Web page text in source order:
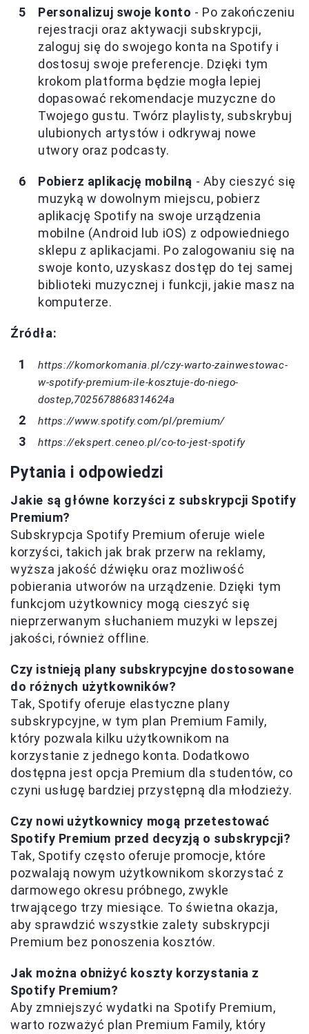
Personalizuj swoje konto - Po zakończeniu
rejestracji oraz aktywacji subskrypcji,
zaloguj się do swojego konta na Spotify i
dostosuj swoje preferencje. Dzięki tym
krokom platforma będzie mogła lepiej
dopasować rekomendacje muzyczne do
Twojego gustu. Twórz playlisty, subskrybuj
ulubionych artystów i odkrywaj nowe
utwory oraz podcasty.
Pobierz aplikację mobilną - Aby cieszyć się
muzyką w dowolnym miejscu, pobierz
aplikację Spotify na swoje urządzenia
mobilne (Android lub iOS) z odpowiedniego
sklepu z aplikacjami. Po zalogowaniu się na
swoje konto, uzyskasz dostęp do tej samej
biblioteki muzycznej i funkcji, jakie masz na
komputerze.
Źródła:
https://komorkomania.pl/czy-warto-zainwestowac-
w-spotify-premium-ile-kosztuje-do-niego-
dostep,7025678868314624a
https://www.spotify.com/pl/premium/
https://ekspert.ceneo.pl/co-to-jest-spotify
Pytania i odpowiedzi
Jakie są główne korzyści z subskrypcji Spotify
Premium?
Subskrypcja Spotify Premium oferuje wiele
korzyści, takich jak brak przerw na reklamy,
wyższa jakość dźwięku oraz możliwość
pobierania utworów na urządzenie. Dzięki tym
funkcjom użytkownicy mogą cieszyć się
nieprzerwanym słuchaniem muzyki w lepszej
jakości, również offline.
Czy istnieją plany subskrypcyjne dostosowane
do różnych użytkowników?
Tak, Spotify oferuje elastyczne plany
subskrypcyjne, w tym plan Premium Family,
który pozwala kilku użytkownikom na
korzystanie z jednego konta. Dodatkowo
dostępna jest opcja Premium dla studentów, co
czyni usługę bardziej przystępną dla młodzieży.
Czy nowi użytkownicy mogą przetestować
Spotify Premium przed decyzją o subskrypcji?
Tak, Spotify często oferuje promocje, które
pozwalają nowym użytkownikom skorzystać z
darmowego okresu próbnego, zwykle
trwającego trzy miesiące. To świetna okazja,
aby sprawdzić wszystkie zalety subskrypcji
Premium bez ponoszenia kosztów.
Jak można obniżyć koszty korzystania z
Spotify Premium?
Aby zmniejszyć wydatki na Spotify Premium,
warto rozważyć plan Premium Family, który